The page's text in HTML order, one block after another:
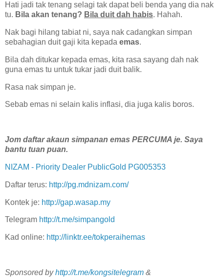
Hati jadi tak tenang selagi tak dapat beli benda yang dia nak
tu. Bila akan tenang? Bila duit dah habis. Hahah.
Nak bagi hilang tabiat ni, saya nak cadangkan simpan
sebahagian duit gaji kita kepada emas.
Bila dah ditukar kepada emas, kita rasa sayang dah nak
guna emas tu untuk tukar jadi duit balik.
Rasa nak simpan je.
Sebab emas ni selain kalis inflasi, dia juga kalis boros.
Jom daftar akaun simpanan emas PERCUMA je. Saya
bantu tuan puan.
NIZAM - Priority Dealer PublicGold PG005353
Daftar terus: http://pg.mdnizam.com/
Kontek je: http://gap.wasap.my
Telegram http://t.me/simpangold
Kad online: http://linktr.ee/tokperaihemas
Sponsored byhttp://t.me/kongsitelegram &